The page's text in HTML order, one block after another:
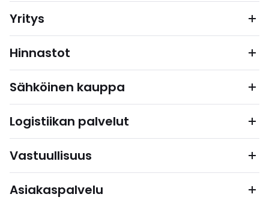
Yritys
Hinnastot
Sähköinen kauppa
Logistiikan palvelut
Vastuullisuus
Asiakaspalvelu